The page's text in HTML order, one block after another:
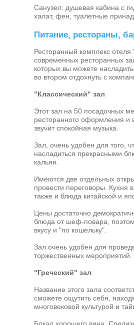
Санузел: душевая кабина с
халат, фен, туалетные
Питание, рестораны,
Ресторанный комплекс отеля
современных ресторанных
которых вы можете
во втором отдохнуть с
"Классический" зал
Этот зал на 50 посадочных
ресторанного оформления и
звучит спокойная музыка.
Зал, очень удобен для того,
насладиться прекрасными
кальян.
Имеются две отдельных
провести переговоры. Кухня
также и блюда китайской и
Цены достаточно
блюда от шеф-повара,
вкусу и "по кошельку".
Зал очень удобен для
торжественных мероприятий.
"Греческий" зал
Название этого зала
сможете ощутить себя,
многовековой культурой и